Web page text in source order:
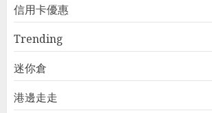
信用卡優惠
Trending
迷你倉
港邊走走